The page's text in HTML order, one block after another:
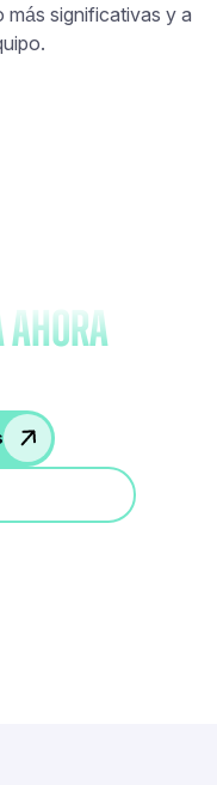
más significativas y a
ahora